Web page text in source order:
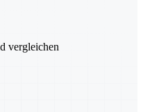
vergleichen